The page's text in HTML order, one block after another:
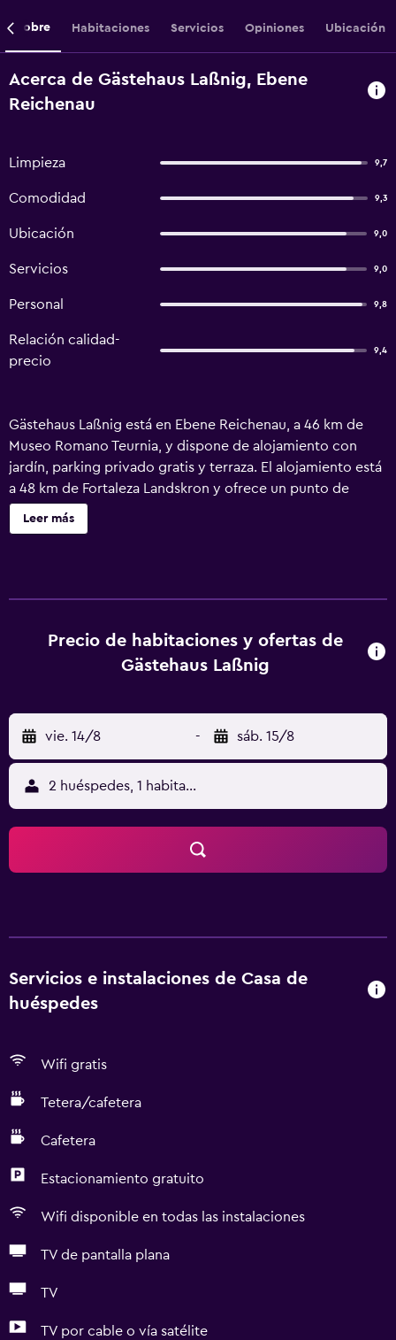
Sobre Habitaciones Servicios Opiniones Ubicación
Acerca de Gästehaus Laßnig, Ebene
Reichenau
Limpieza 9,7
Comodidad 9,3
Ubicación 9,0
Servicios 9,0
Personal 9,8
Relación calidad-
precio
9,4
Gästehaus Laßnig está en Ebene Reichenau, a 46 km de
Museo Romano Teurnia, y dispone de alojamiento con
jardín, parking privado gratis y terraza. El alojamiento está
a 48 km de Fortaleza Landskron y ofrece un punto de
venta de forfaits. El hostal o pensión hipoalergénico
ofrece wifi gratis en todo el alojamiento. En el hostal o
La zona es ideal para practicar esquí, y en Gästehaus
Laßnig hay alquiler de equipamiento de esquí. El
Leer más
Precio de habitaciones y ofertas de
Gästehaus Laßnig
vie. 14/8 - sáb. 15/8
2 huéspedes, 1 habitación
Servicios e instalaciones de Casa de
huéspedes
Wifi gratis
Tetera/cafetera
Cafetera
Estacionamiento gratuito
Wifi disponible en todas las instalaciones
TV de pantalla plana
TV
TV por cable o vía satélite